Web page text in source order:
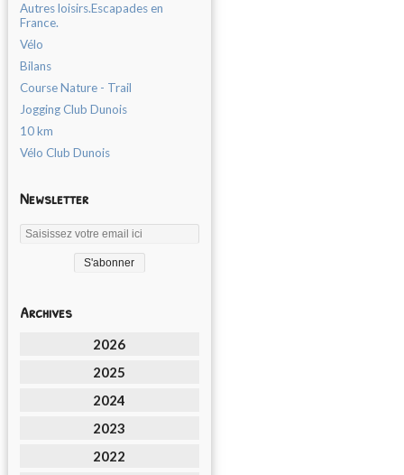
Autres loisirs.Escapades en
France.
Vélo
Bilans
Course Nature - Trail
Jogging Club Dunois
10 km
Vélo Club Dunois
Newsletter
Archives
2026
2025
2024
2023
2022